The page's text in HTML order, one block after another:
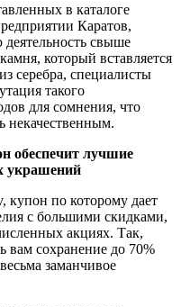
в каталоге
Каратов,
деятельность свыше
который вставляется
серебра, специалисты
такого
для сомнения, что
некачественным.
обеспечит лучшие
украшений
купон по которому дает
с большими скидками,
акциях. Так,
вам сохранение до 70%
заманчивое